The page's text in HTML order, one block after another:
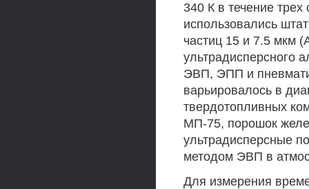
340 К в течение трех
использовались
частиц 15 и 7.5 мкм
ультрадисперсного
ЭВП, ЭПП и
варьировалось в
твердотопливных
МП-75, порошок
ультрадисперсные
методом ЭВП в
Для измерения